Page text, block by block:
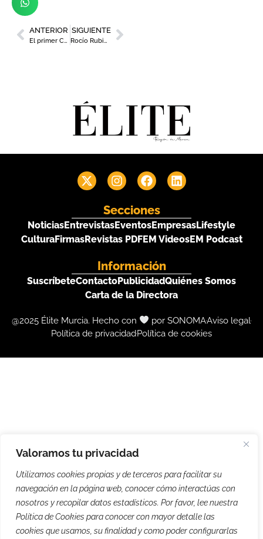
Valoramos tu privacidad
Utilizamos cookies propias y de terceros para facilitar su
navegación en la página web, conocer cómo interactúas con
nosotros y recopilar datos estadísticos. Por favor, lee nuestra
Política de Cookies para conocer con mayor detalle las
cookies que usamos, su finalidad y como poder configurarlas
ANTERIOR
El primer Cat Café de Murcia
SIGUIENTE
Rocío Rubio, responsable de comunicación y marketing en Gesa
Secciones
NoticiasEntrevistasEventosEmpresasLifestyle
CulturaFirmasRevistas PDFEM VideosEM Podcast
Información
SuscríbeteContactoPublicidadQuiénes Somos
Carta de la Directora
@2025 Élite Murcia. Hecho con por SONOMAAviso legal
Política de privacidadPolítica de cookies